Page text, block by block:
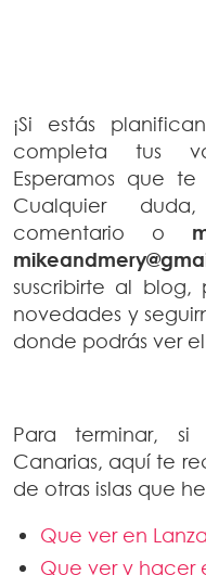
¡Si estás
completa tus
Esperamos que
Cualquier
comentario o
suscribirte al
novedades y
donde podrás ver
Para terminar,
Canarias, aquí te
de otras islas que
Que ver en
Que ver y hacer